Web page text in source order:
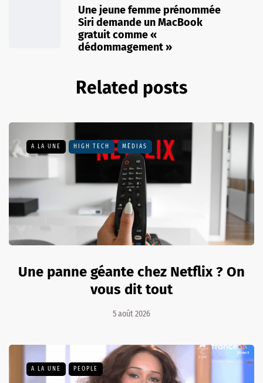
Une jeune femme prénommée
Siri demande un MacBook
gratuit comme «
dédommagement »
Related posts
A LA UNE HIGH TECH MÉDIAS
Une panne géante chez Netflix ? On
vous dit tout
5 août 2026
A LA UNE PEOPLE